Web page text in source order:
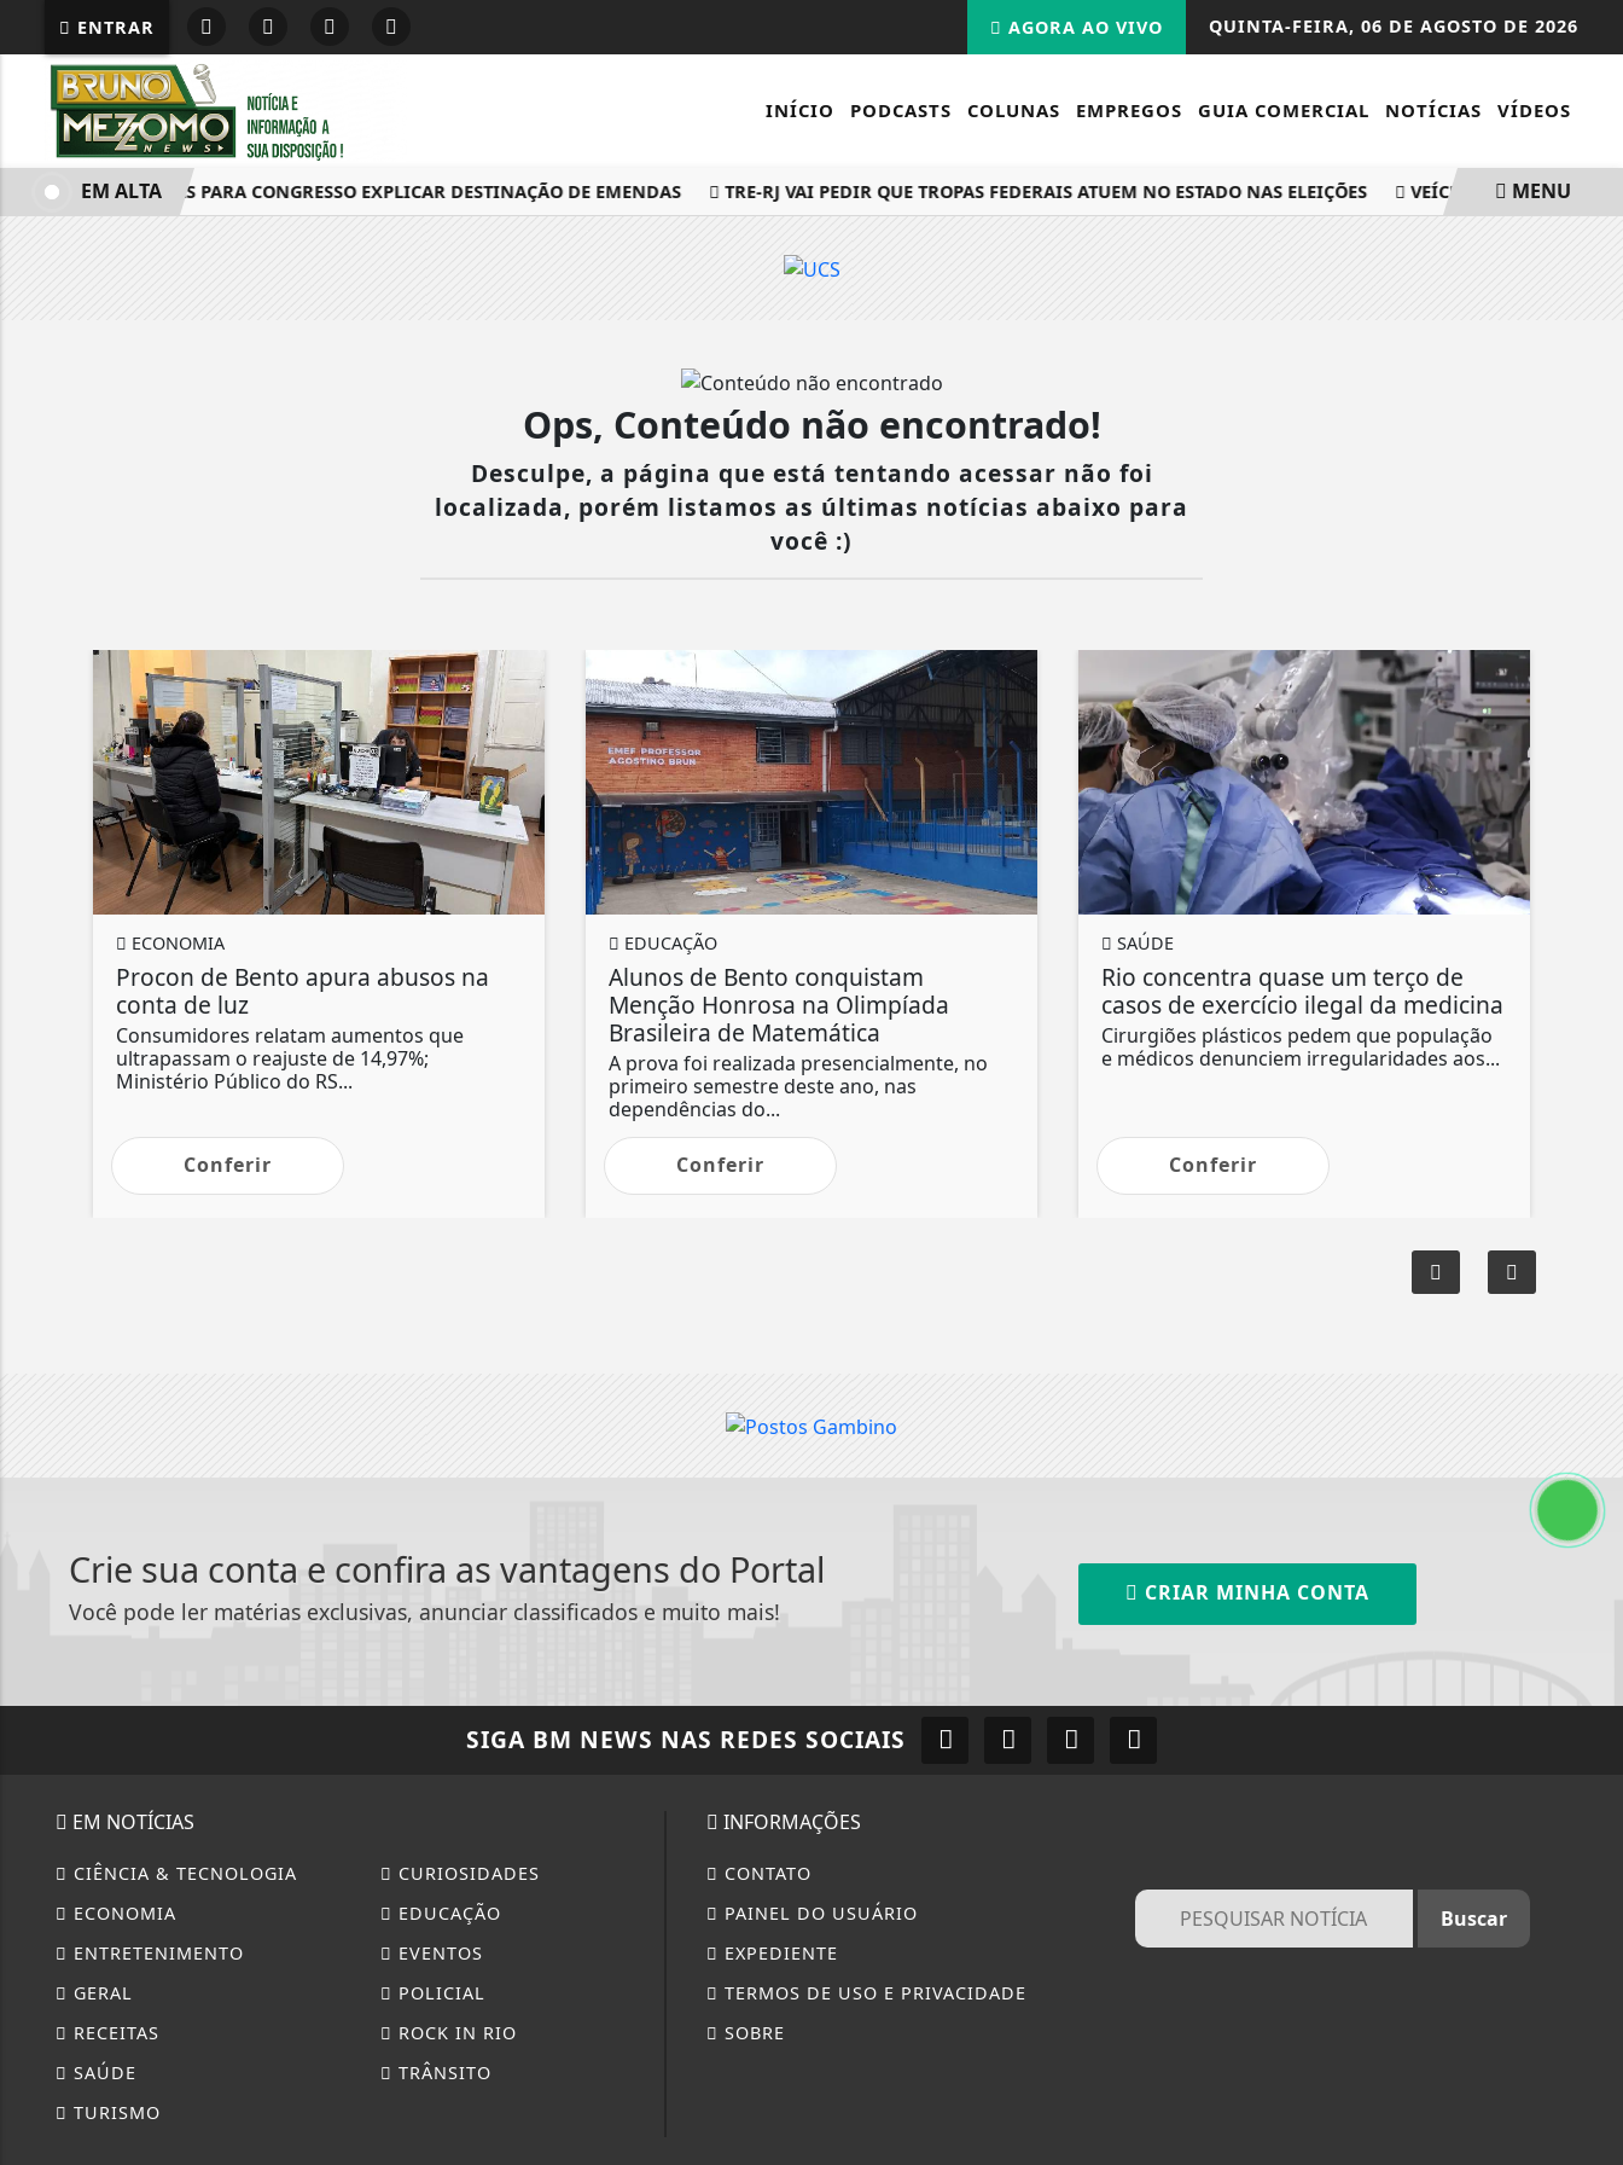
ENTRAR QUINTA-FEIRA, 06 DE AGOSTO DE 2026
AGORA AO VIVO
INÍCIO PODCASTS COLUNAS EMPREGOS GUIA COMERCIAL NOTÍCIAS VÍDEOS
DINO DÁ 30 DIAS PARA CONGRESSO EXPLICAR DESTINAÇÃO DE EMENDAS TRE-RJ VAI PEDIR QUE TROPAS FEDERAIS ATUEM NO ESTADO NAS ELEIÇÕES VEÍCULO USADO EM
EM ALTA MENU
Ops, Conteúdo não encontrado!
Desculpe, a página que está tentando acessar não foi
localizada, porém listamos as últimas notícias abaixo para
você :)
ECONOMIA
Procon de Bento apura abusos na
conta de luz
Consumidores relatam aumentos que
ultrapassam o reajuste de 14,97%;
Ministério Público do RS...
Conferir
EDUCAÇÃO
Alunos de Bento conquistam
Menção Honrosa na Olimpíada
Brasileira de Matemática
A prova foi realizada presencialmente, no
primeiro semestre deste ano, nas
dependências do...
Conferir
SAÚDE
Rio concentra quase um terço de
casos de exercício ilegal da medicina
Cirurgiões plásticos pedem que população
e médicos denunciem irregularidades aos...
Conferir
Crie sua conta e confira as vantagens do Portal
Você pode ler matérias exclusivas, anunciar classificados e muito mais!
CRIAR MINHA CONTA
SIGA BM NEWS NAS REDES SOCIAIS
EM NOTÍCIAS
CIÊNCIA & TECNOLOGIA
CURIOSIDADES
ECONOMIA
EDUCAÇÃO
ENTRETENIMENTO
EVENTOS
GERAL
POLICIAL
RECEITAS
ROCK IN RIO
SAÚDE
TRÂNSITO
TURISMO
INFORMAÇÕES
CONTATO
PAINEL DO USUÁRIO
EXPEDIENTE
TERMOS DE USO E PRIVACIDADE
SOBRE